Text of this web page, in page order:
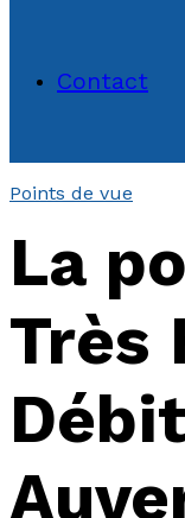
Contact
Points de vue
La
Très